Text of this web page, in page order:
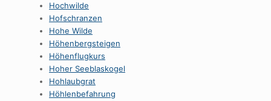
Hochwilde
Hofschranzen
Hohe Wilde
Höhenbergsteigen
Höhenflugkurs
Hoher Seeblaskogel
Hohlaubgrat
Höhlenbefahrung